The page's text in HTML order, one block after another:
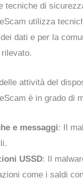
tecniche di
utilizza
dei dati e per la
attività del
è in grado di
e messaggi: Il
USSD: Il
come i saldi